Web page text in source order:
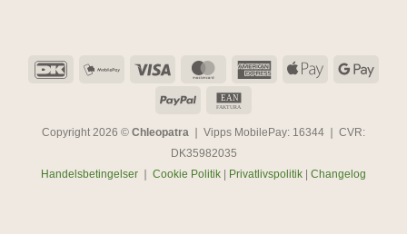
DanKort MobilePay Visa MasterCardAmerican Apple
PayPal
EAN
FAKTURA
Copyright 2026 © Chleopatra ❘ Vipps MobilePay: 16344 ❘ CVR:
DK35982035
Handelsbetingelser ❘ Cookie Politik | Privatlivspolitik | Changelog